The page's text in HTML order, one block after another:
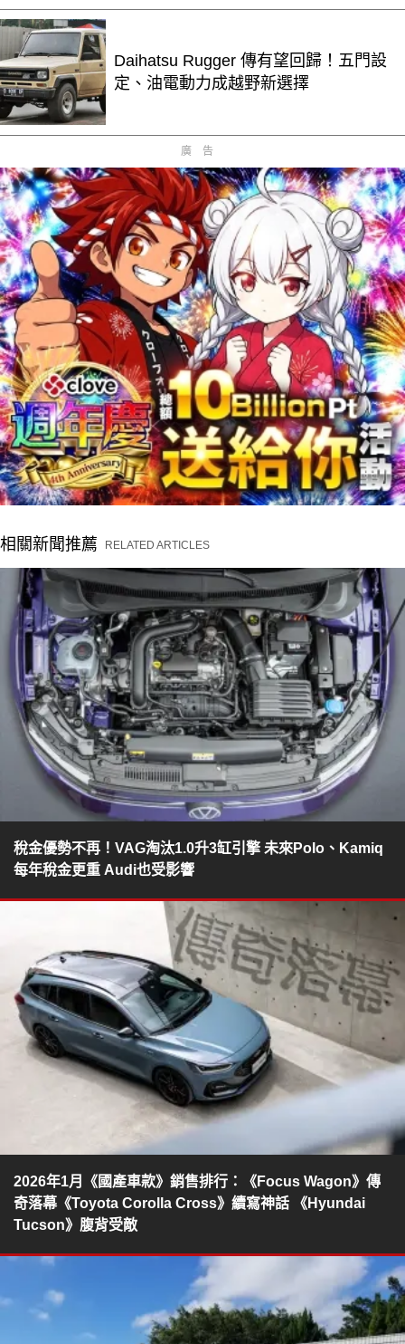
Daihatsu Rugger 傳有望回歸！五門設
定、油電動力成越野新選擇
廣告
相關新聞推薦 RELATED ARTICLES
稅金優勢不再！VAG淘汰1.0升3缸引擎 未來Polo、Kamiq
每年稅金更重 Audi也受影響
2026年1月《國產車款》銷售排行：《Focus Wagon》傳
奇落幕《Toyota Corolla Cross》續寫神話 《Hyundai
Tucson》腹背受敵